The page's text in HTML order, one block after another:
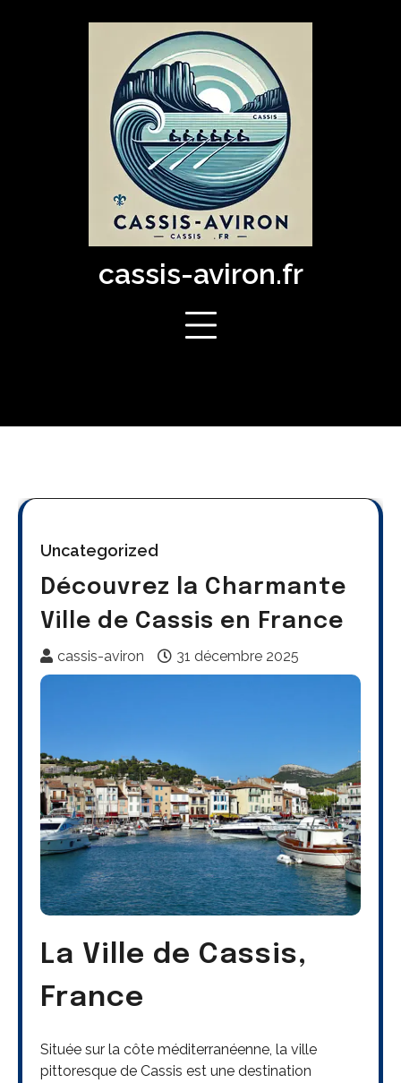
cassis-aviron.fr
Uncategorized
Découvrez la Charmante
Ville de Cassis en France
cassis-aviron 31 décembre 2025
La Ville de Cassis,
France
Située sur la côte méditerranéenne, la ville
pittoresque de Cassis est une destination